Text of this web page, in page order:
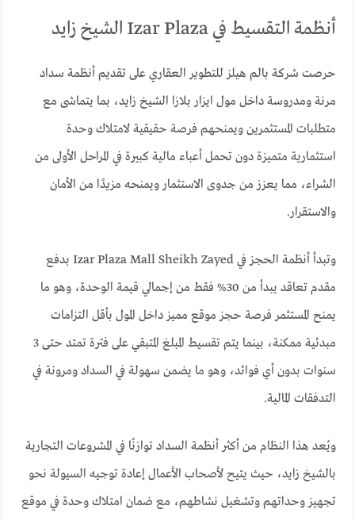
أنظمة التقسيط في Izar Plaza الشيخ زايد
حرصت شركة بالم هيلز للتطوير العقاري على تقديم أنظمة سداد
مرنة ومدروسة داخل مول ايزار بلازا الشيخ زايد، بما يتماشى مع
متطلبات المستثمرين ويمنحهم فرصة حقيقية لامتلاك وحدة
استثمارية متميزة دون تحمل أعباء مالية كبيرة في المراحل الأولى من
الشراء، مما يعزز من جدوى الاستثمار ويمنحه مزيدًا من الأمان
والاستقرار.
وتبدأ أنظمة الحجز في Izar Plaza Mall Sheikh Zayed بدفع
مقدم تعاقد يبدأ من 30% فقط من إجمالي قيمة الوحدة، وهو ما
يمنح المستثمر فرصة حجز موقع مميز داخل المول بأقل التزامات
مبدئية ممكنة، بينما يتم تقسيط المبلغ المتبقي على فترة تمتد حتى 3
سنوات بدون أي فوائد، وهو ما يضمن سهولة في السداد ومرونة في
التدفقات المالية.
ويُعد هذا النظام من أكثر أنظمة السداد توازنًا في المشروعات التجارية
بالشيخ زايد، حيث يتيح لأصحاب الأعمال إعادة توجيه السيولة نحو
تجهيز وحداتهم وتشغيل نشاطهم، مع ضمان امتلاك وحدة في موقع